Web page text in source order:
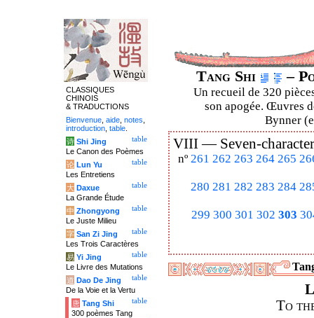
Tang Shi –
Un recueil de 320
son apogée. Œuvres
Bynner
VIII — Seven-
nº 261 262 263 264 265
280 281 282 283 284
299 300 301 302 303
To
CLASSIQUES
CHINOIS
& TRADUCTIONS
Bienvenue aide notes
introduction table
table
诗 Shi Jing
Le Canon des Poèmes
table
论 Lun Yu
Les Entretiens
table
大 Daxue
La Grande Étude
table
中 Zhongyong
Le Juste Milieu
table
字 San Zi Jing
Les Trois Caractères
table
易 Yi Jing
Le Livre des Mutations
table
道 Dao De Jing
De la Voie et la Vertu
table
唐 Tang Shi
300 poèmes Tang